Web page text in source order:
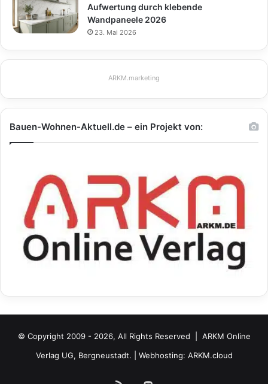
Aufwertung durch klebende
Wandpaneele 2026
23. Mai 2026
ARKM.marketing
Bauen-Wohnen-Aktuell.de – ein Projekt von:
© Copyright 2009 - 2026, All Rights Reserved | ARKM Online
Verlag UG, Bergneustadt. | Webhosting: ARKM.cloud